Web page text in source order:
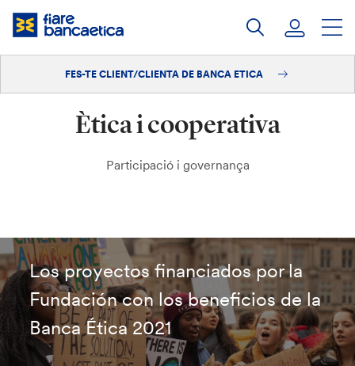
Salta
Iniciar sessió
Fes-te'n client/clienta
FES-TE CLIENT/CLIENTA DE BANCA ETICA
Ètica i cooperativa
Participació i governança
Los proyectos financiados por la
Fundación con los beneficios de la
Banca Ética 2021